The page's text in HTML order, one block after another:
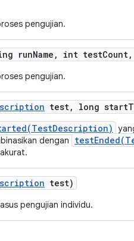
pengujian.
runName , int testCount,
pengujian.
test, long start
dengan
test)
pengujian individu.